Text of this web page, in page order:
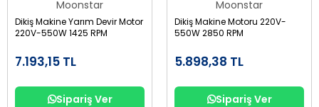
Moonstar
Dikiş Makine Yarım Devir Motor
220V-550W 1425 RPM
7.193,15 TL
Sipariş Ver
Moonstar
Dikiş Makine Motoru 220V-
550W 2850 RPM
5.898,38 TL
Sipariş Ver